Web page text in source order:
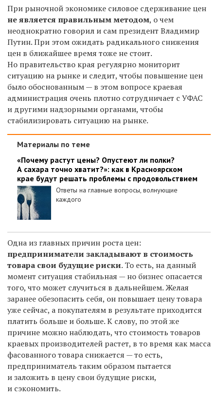
При рыночной экономике силовое сдерживание цен
не является правильным методом, о чем
неоднократно говорил и сам президент Владимир
Путин. При этом ожидать радикального снижения
цен в ближайшее время тоже не стоит.
Но правительство края регулярно мониторит
ситуацию на рынке и следит, чтобы повышение цен
было обоснованным — в этом вопросе краевая
администрация очень плотно сотрудничает с УФАС
и другими надзорными органами, чтобы
стабилизировать ситуацию на рынке.
Материалы по теме
«Почему растут цены? Опустеют ли полки?
А сахара точно хватит?»: как в Красноярском
крае будут решать проблемы с продовольствием
Ответы на главные вопросы, волнующие
каждого
Одна из главных причин роста цен:
предприниматели закладывают в стоимость
товара свои будущие риски. То есть, на данный
момент ситуация стабильная — но бизнес опасается
того, что может случиться в дальнейшем. Желая
заранее обезопасить себя, он повышает цену товара
уже сейчас, а покупателям в результате приходится
платить больше и больше. К слову, по этой же
причине можно наблюдать, что стоимость товаров
краевых производителей растет, в то время как масса
фасованного товара снижается — то есть,
предприниматель таким образом пытается
и заложить в цену свои будущие риски,
и сэкономить.